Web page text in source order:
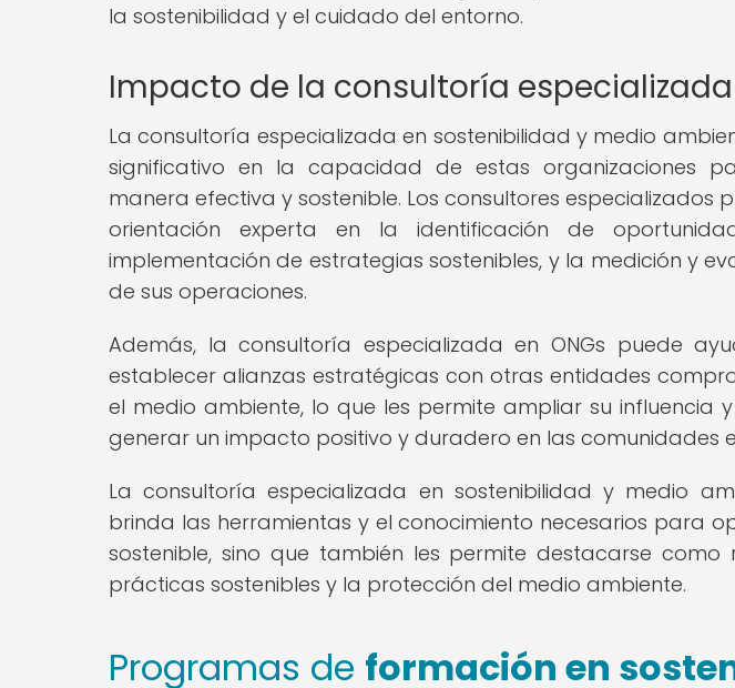
la sostenibilidad y el cuidado del entorno.
Impacto de la consultoría especializada
La consultoría especializada en sostenibilidad y medio
significativo en la capacidad de estas organizaciones
manera efectiva y sostenible. Los consultores especializados
orientación experta en la identificación de
implementación de estrategias sostenibles, y la medición y
de sus operaciones.
Además, la consultoría especializada en ONGs puede
establecer alianzas estratégicas con otras entidades
el medio ambiente, lo que les permite ampliar su
generar un impacto positivo y duradero en las comunidades
La consultoría especializada en sostenibilidad y medio
brinda las herramientas y el conocimiento necesarios para
sostenible, sino que también les permite destacarse
prácticas sostenibles y la protección del medio ambiente.
Programas de formación en